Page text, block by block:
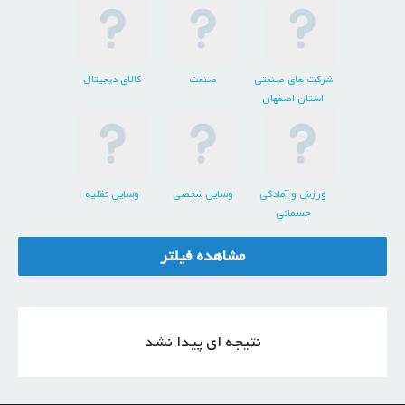
شرکت های صنعتی
استان اصفهان
صنعت کالای دیجیتال
ورزش و آمادگی
جسمانی
وسایل شخصی وسایل نقلیه
مشاهده فیلتر
نتیجه ای پیدا نشد